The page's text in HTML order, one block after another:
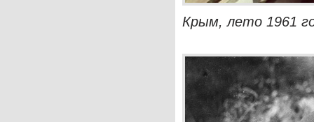
Крым, лето 1961